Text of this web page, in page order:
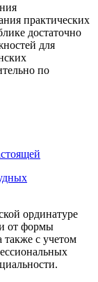
практических
достаточно
для
по
ординатуре
от формы
также с учетом